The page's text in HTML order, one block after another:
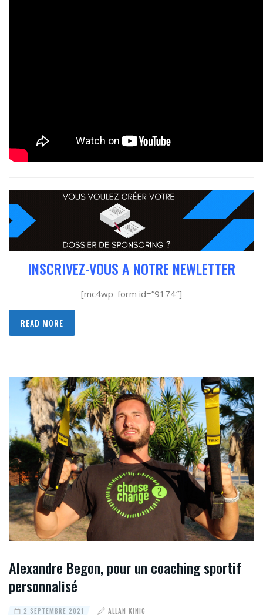
INSCRIVEZ-VOUS A NOTRE NEWLETTER
[mc4wp_form id=”9174″]
READ MORE
Alexandre Begon, pour un coaching sportif
personnalisé
2 SEPTEMBRE 2021 ALLAN KINIC